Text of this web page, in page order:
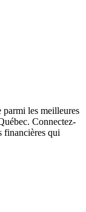
les meilleures
Connectez-
financières qui